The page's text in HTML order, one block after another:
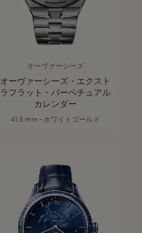
オーヴァーシーズ
オーヴァーシーズ・エクスト
ラフラット・パーペチュアル
カレンダー
41.5 mm - ホワイトゴールド